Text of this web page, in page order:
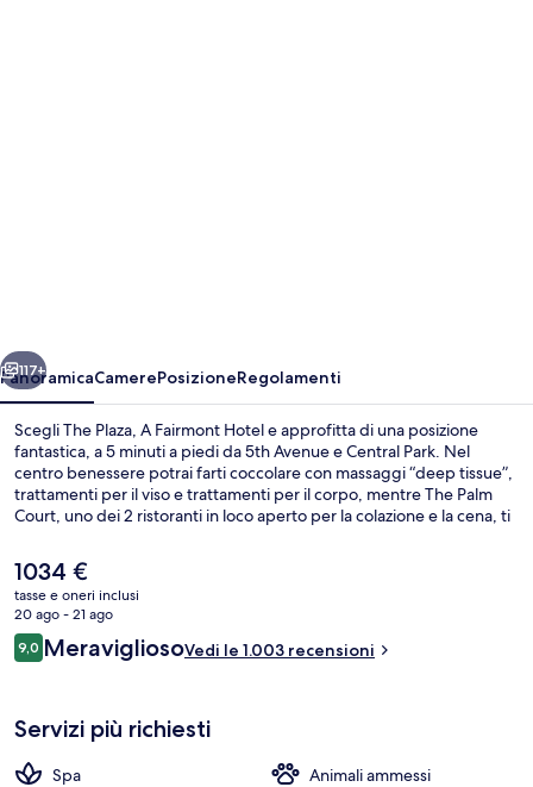
Avanti
117+
PanoramicaCamerePosizioneRegolamenti
Scegli The Plaza, A Fairmont Hotel e approfitta di una posizione
fantastica, a 5 minuti a piedi da 5th Avenue e Central Park. Nel
centro benessere potrai farti coccolare con massaggi “deep tissue”,
trattamenti per il viso e trattamenti per il corpo, mentre The Palm
Court, uno dei 2 ristoranti in loco aperto per la colazione e la cena, ti
Questo hotel di lusso si trova a 10 minuti a piedi da luoghi di
interesse come Rockefeller Center e Carnegie Hall. I viaggiatori
apprezzano il servizio in camera e il personale gentile del posto. La
struttura è a pochi passi da Stazione metro di 5 Av.-59 St., mentre
Stazione di 57 St. si trova a 5 min a piedi.
Il
prezzo
attuale
è
1034 €
1034 €
tasse e oneri inclusi
20 ago - 21 ago
Recensioni
9,09,0 su 10
MeravigliosoVedi le 1.003 recensioni
Servizi più richiesti
Spa
Animali ammessi